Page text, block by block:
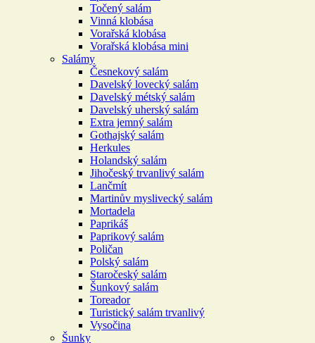
Točený salám
Vinná klobása
Vorařská klobása
Vorařská klobása mini
Salámy
Česnekový salám
Davelský lovecký salám
Davelský métský salám
Davelský uherský salám
Extra jemný salám
Gothajský salám
Herkules
Holandský salám
Jihočeský trvanlivý salám
Lančmít
Martinův myslivecký salám
Mortadela
Paprikáš
Paprikový salám
Poličan
Polský salám
Staročeský salám
Šunkový salám
Toreador
Turistický salám trvanlivý
Vysočina
Šunky